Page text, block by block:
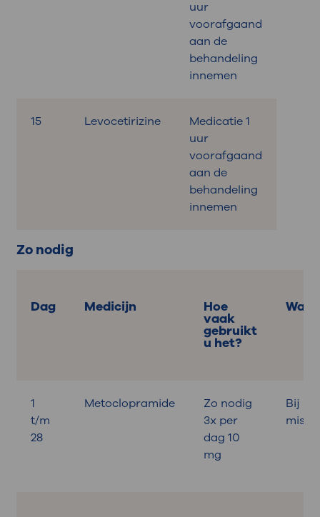
uur
voorafgaand
aan de
behandeling
innemen
15 Levocetirizine
Medicatie 1
uur
voorafgaand
aan de
behandeling
innemen
Zo nodig
Dag Medicijn Hoe
vaak
gebruikt
u het?
1
t/m
28
Metoclopramide
Zo nodig
3x per
dag 10
mg
Bij